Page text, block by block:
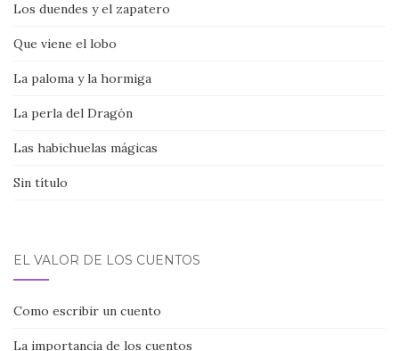
Los duendes y el zapatero
Que viene el lobo
La paloma y la hormiga
La perla del Dragón
Las habichuelas mágicas
Sin título
EL VALOR DE LOS CUENTOS
Como escribir un cuento
La importancia de los cuentos